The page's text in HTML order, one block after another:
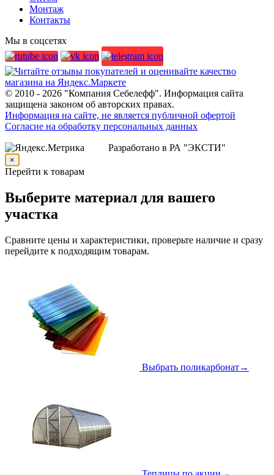
Монтаж
Контакты
Мы в соцсетях
© 2010 - 2026 "Компания Себелефф". Информация сайта
защищена законом об авторских правах.
Информация на сайте, не является публичной офертой
Согласие на обработку персональных данных
Разработано в РА "ЭКСТИ"
×
Перейти к товарам
Выберите материал для вашего
участка
Сравните цены и характеристики, проверьте наличие и сразу
перейдите к подходящим товарам.
Выбрать поликарбонат→